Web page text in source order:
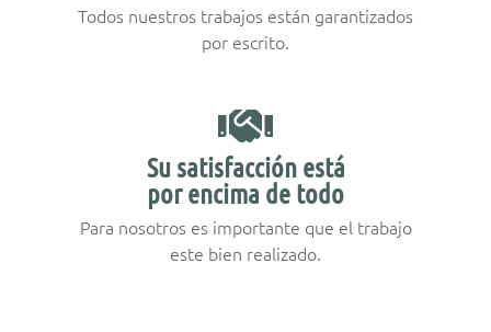
Todos nuestros trabajos están garantizados
por escrito.
Su satisfacción está
por encima de todo
Para nosotros es importante que el trabajo
este bien realizado.